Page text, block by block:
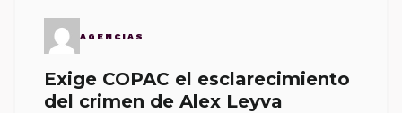
AGENCIAS
Exige COPAC el esclarecimiento
del crimen de Alex Leyva